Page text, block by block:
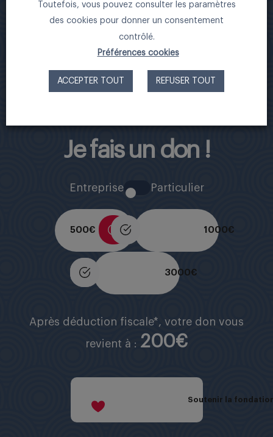
Tel : 04 27 02 96 39 – du lundi au vendredi –
Je fais un don !
Entreprise Particulier
500 €
Après déduction fiscale*, votre don vous
revient à : 200€
Soutenir la fondation
Toutefois, vous pouvez consulter les paramètres
des cookies pour donner un consentement
contrôlé.
Préférences cookies
ACCEPTER TOUT REFUSER TOUT